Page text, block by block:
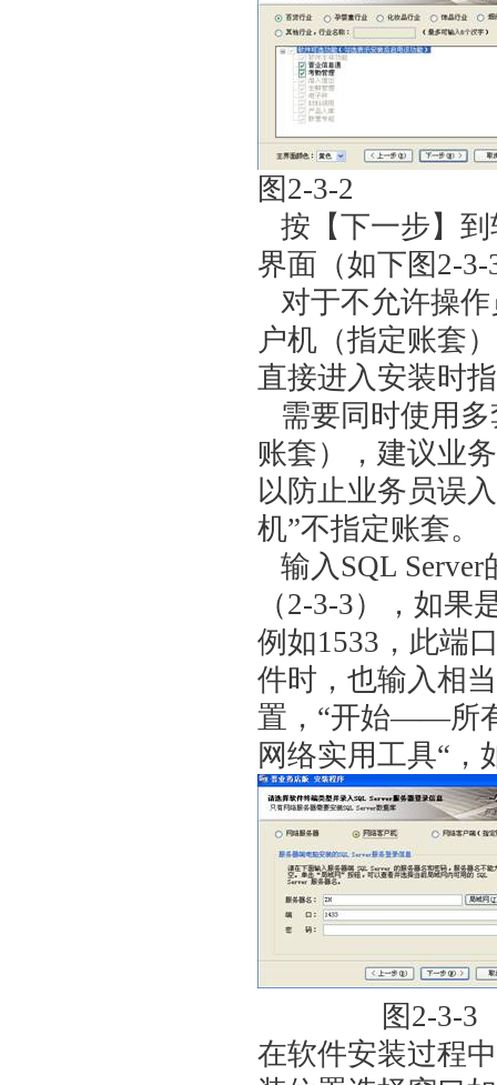
图2-3-2
按【下一步】到
界面（如下图2-3-
对于不允许操作
户机（指定账套
直接进入安装时
需要同时使用多
账套），建议业
以防止业务员误
机”不指定账套。
输入SQL
（2-3-3），如
例如1533，此端
件时，也输入相
置，“开始——所
网络实用工具“，
图2-
在软件安装过程